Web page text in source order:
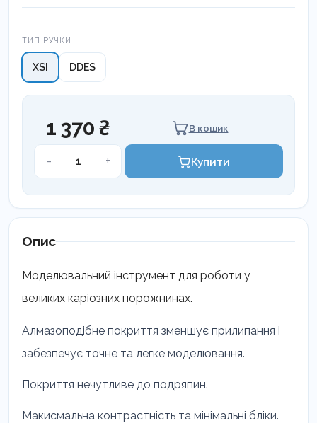
ТИП РУЧКИ
XSI DDES
1 370 ₴ В кошик
-
ІНСТРУМЕНТ
LM
708-
кількість
+ Купити
Опис
Моделювальний інструмент для роботи у
великих каріозних порожнинах.
Алмазоподібне покриття зменшує прилипання і
забезпечує точне та легке моделювання.
Покриття нечутливе до подряпин.
Макисмальна контрастність та мінімальні бліки.